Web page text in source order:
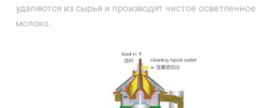
удаляются из сырья и производят чистое осветленное
молоко.